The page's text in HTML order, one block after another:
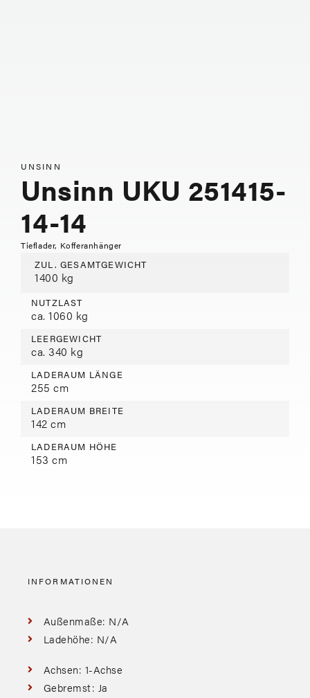
UNSINN
Unsinn UKU 251415-
14-14
Tieflader, Kofferanhänger
ZUL. GESAMTGEWICHT
1400 kg
NUTZLAST
ca. 1060 kg
LEERGEWICHT
ca. 340 kg
LADERAUM LÄNGE
255 cm
LADERAUM BREITE
142 cm
LADERAUM HÖHE
153 cm
INFORMATIONEN
Außenmaße: N/A
Ladehöhe: N/A
Achsen: 1-Achse
Gebremst: Ja